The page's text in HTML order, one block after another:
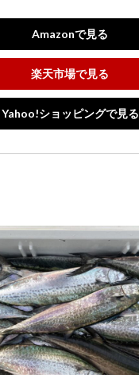
Amazonで見る
楽天市場で見る
Yahoo!ショッピングで見る